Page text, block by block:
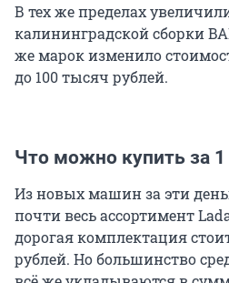
В тех же пределах
калининградской сборки
же марок изменило
до 100 тысяч рублей.
Что можно купить за
Из новых машин за эти
почти весь ассортимент
дорогая комплектация
рублей. Но большинство